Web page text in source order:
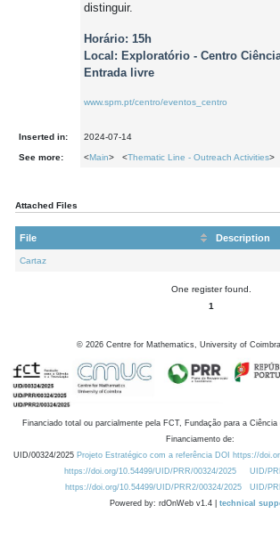
distinguir.
Horário: 15h
Local: Exploratório - Centro
Entrada livre
www.spm.pt/centro/eventos_centro
Inserted in: 2024-07-14
See more: <Main> <Thematic Line - Outreach Activities>
Attached Files
File Description
Cartaz
One register found.
1
© 2026 Centre for Mathematics, University of
Financiado total ou parcialmente pela FCT, Fundação para a
Financiamento de:
UID/00324/2025 Projeto Estratégico com a referência DOI https://
https://doi.org/10.54499/UID/PRR/00324/2025
UID/
https://doi.org/10.54499/UID/PRR2/00324/2025
UID/
Powered by: rdOnWeb v1.4 | technical